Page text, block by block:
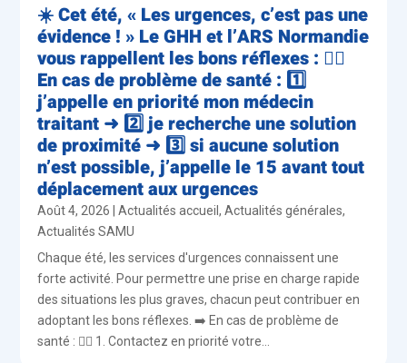
☀️ Cet été, « Les urgences, c’est pas une
évidence ! » Le GHH et l’ARS Normandie
vous rappellent les bons réflexes : 👨‍⚕️
En cas de problème de santé : 1️⃣
j’appelle en priorité mon médecin
traitant ➜ 2️⃣ je recherche une solution
de proximité ➜ 3️⃣ si aucune solution
n’est possible, j’appelle le 15 avant tout
déplacement aux urgences
Août 4, 2026 |Actualités accueil,Actualités générales,
Actualités SAMU
Chaque été, les services d'urgences connaissent une
forte activité. Pour permettre une prise en charge rapide
des situations les plus graves, chacun peut contribuer en
adoptant les bons réflexes. ➡️ En cas de problème de
santé : 👨‍⚕️ 1. Contactez en priorité votre...